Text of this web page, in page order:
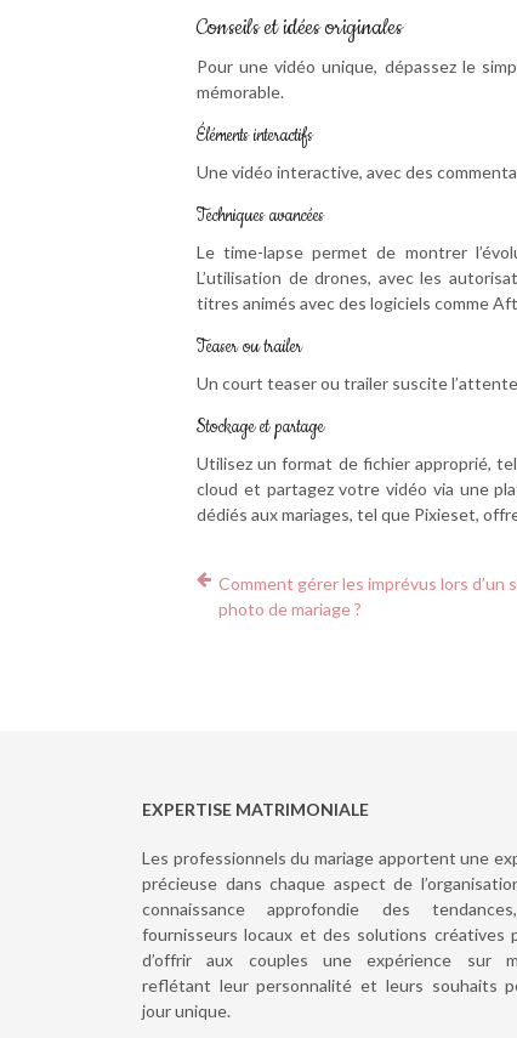
Conseils et idées originales
Pour une vidéo unique, dépassez le
mémorable.
Éléments interactifs
Une vidéo interactive, avec des
Techniques avancées
Le time-lapse permet de montrer
L’utilisation de drones, avec les
titres animés avec des logiciels comme
Teaser ou trailer
Un court teaser ou trailer suscite
Stockage et partage
Utilisez un format de fichier approprié,
cloud et partagez votre vidéo via une
dédiés aux mariages, tel que Pixieset,
Comment gérer les imprévus lors d’un
photo de mariage ?
EXPERTISE MATRIMONIALE
Les professionnels du mariage apportent une
précieuse dans chaque aspect de
connaissance approfondie des
fournisseurs locaux et des solutions créatives
d’offrir aux couples une expérience sur
reflétant leur personnalité et leurs souhaits
jour unique.